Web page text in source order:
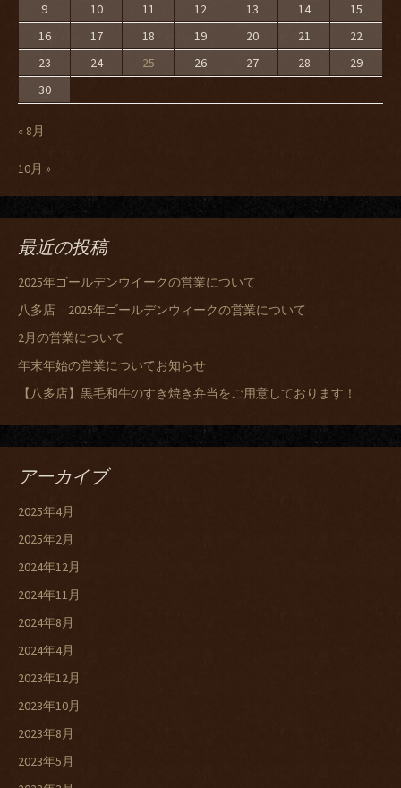
9
10 11 12 13 14
15
16
17 18 19 20 21
22
23
24 25 26 27 28
29
30
« 8月
10月 »
最近の投稿
2025年ゴールデンウイークの営業について
八多店 2025年ゴールデンウィークの営業について
2月の営業について
年末年始の営業についてお知らせ
【八多店】黒毛和牛のすき焼き弁当をご用意しております！
アーカイブ
2025年4月
2025年2月
2024年12月
2024年11月
2024年8月
2024年4月
2023年12月
2023年10月
2023年8月
2023年5月